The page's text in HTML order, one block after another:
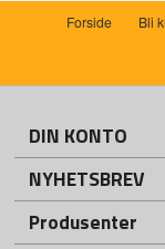
Forside Bli
DIN KONTO
NYHETSBREV
Produsenter